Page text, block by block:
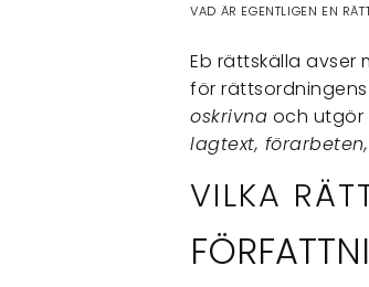
VAD ÄR EGENTLIGEN EN
Eb rättskälla avser
för
oskrivna och utgör
lagtext,
VILKA